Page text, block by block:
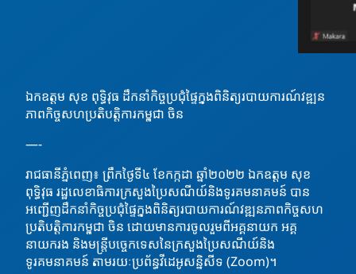
ឯកឧត្តម សុខ ពុទ្ធិវុធ ដឹកនាំកិច្ចប្រជុំផ្ទៃក្នុងពិនិត្យរបាយការណ៍វឌ្ឍន
ភាពកិច្ចសហប្រតិបត្តិការកម្ពុជា​ ចិន
—-
រាជធានីភ្នំពេញ៖ ព្រឹកថ្ងៃទី៤ ខែកក្កដា ឆ្នាំ២០២២ ឯកឧត្តម សុខ
ពុទ្ធិវុធ រដ្ឋលេខាធិការក្រសួងប្រៃសណីយ៍និងទូរគមនាគមន៍ បាន
អញ្ជើញដឹកនាំកិច្ចប្រជុំផ្ទៃក្នុងពិនិត្យរបាយការណ៍វឌ្ឍនភាពកិច្ចសហ
ប្រតិបត្តិការកម្ពុជា​ ចិន ដោយមានការចូលរួមពីអគ្គនាយក អគ្គ
នាយករង និងមន្ត្រីបច្ចេកទេសនៃក្រសួងប្រៃសណីយ៍និង
ទូរគមនាគមន៍ តាមរយៈប្រព័ន្ធវីដេអូសន្និសីទ (Zoom)។